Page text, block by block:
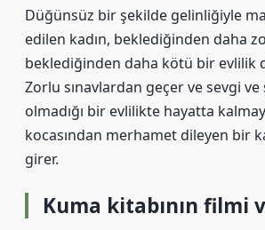
Düğünsüz bir şekilde gelinliğiyle
edilen kadın, beklediğinden daha
beklediğinden daha kötü bir evlilik
Zorlu sınavlardan geçer ve sevgi
olmadığı bir evlilikte hayatta
kocasından merhamet dileyen bir
girer.
Kuma kitabının filmi